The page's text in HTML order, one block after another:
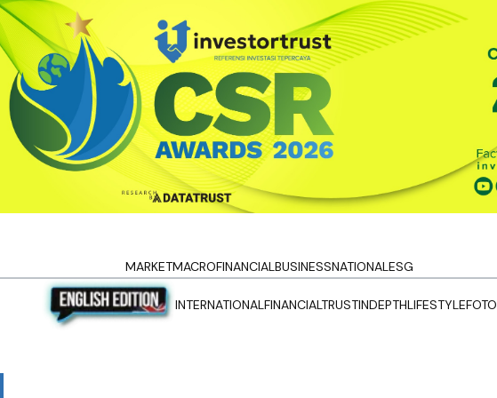
MARKETMACROFINANCIALBUSINESSNATIONALESG
INTERNATIONALFINANCIALTRUSTINDEPTHLIFESTYLEFOTO